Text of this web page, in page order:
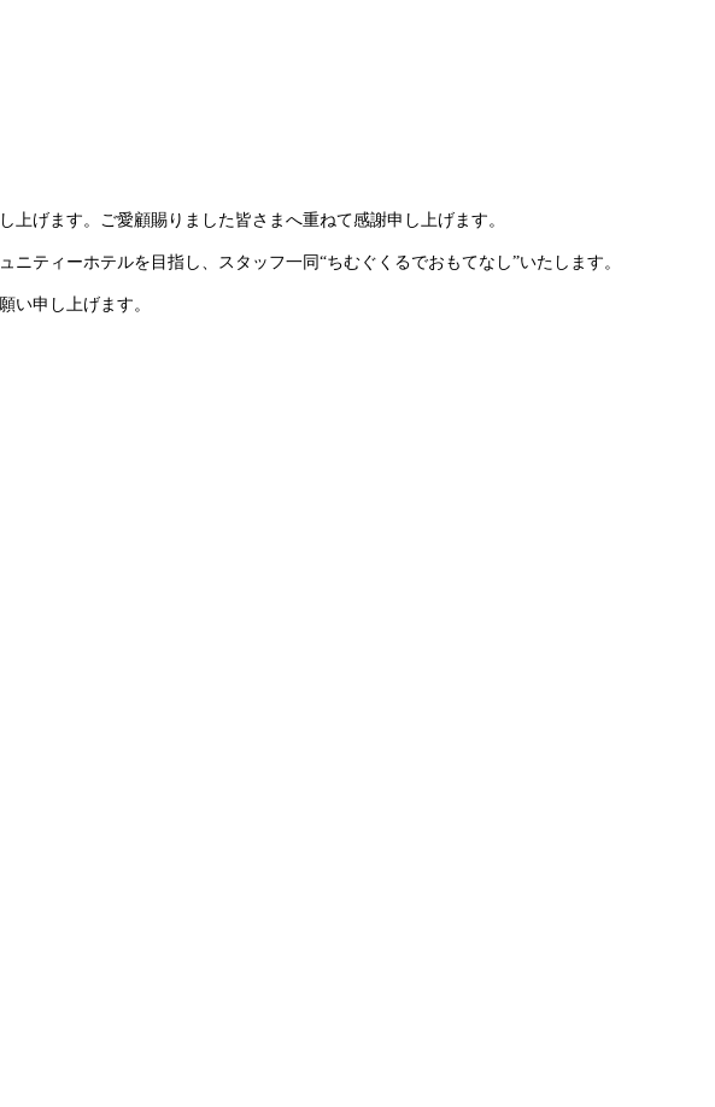
上げます。 ご愛顧賜りました皆さまへ重ねて感謝申し上げます。
ニティーホテルを目指し、 スタッフ一同“ちむぐくるでおもてなし”いたします。
い申し上げます。